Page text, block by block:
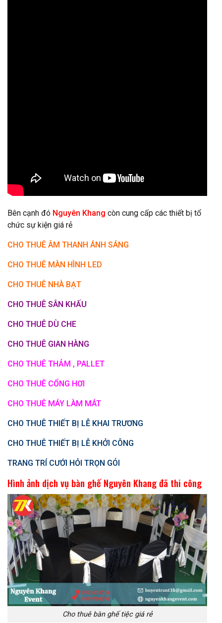
Bên cạnh đó Nguyên Khang còn cung cấp các thiết bị tổ
chức sự kiện giá rẻ
CHO THUÊ ÂM THANH ÁNH SÁNG
CHO THUÊ MÀN HÌNH LED
CHO THUÊ NHÀ BẠT
CHO THUÊ SÂN KHẤU
CHO THUÊ DÙ CHE
CHO THUÊ GIAN HÀNG
CHO THUÊ THẢM , PALLET
CHO THUÊ CỔNG HƠI
CHO THUÊ MÁY LÀM MÁT
CHO THUÊ THIẾT BỊ LỄ KHAI TRƯƠNG
CHO THUÊ THIẾT BỊ LỄ KHỞI CÔNG
TRANG TRÍ CƯỚI HỎI TRỌN GÓI
Hình ảnh dịch vụ bàn ghế Nguyên Khang đã thi công
Cho thuê bàn ghế tiệc giá rẻ